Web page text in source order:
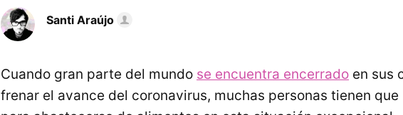
Santi Araújo
Cuando gran parte del mundo se encuentra encerrado en sus
frenar el avance del coronavirus, muchas personas tienen